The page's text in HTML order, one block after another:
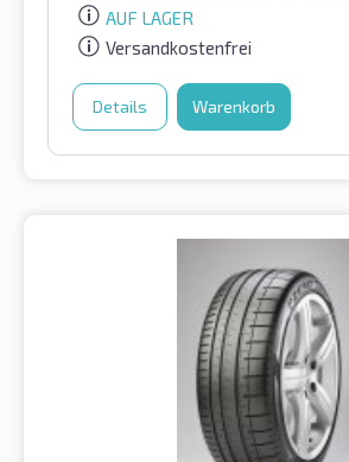
AUF LAGER
Versandkostenfrei
Details Warenkorb